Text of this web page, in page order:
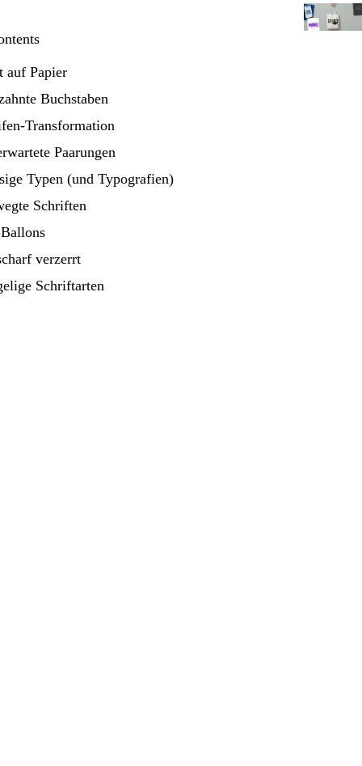
auf Papier
Buchstaben
Transformation
Paarungen
Typen (und Typografien)
Schriften
verzerrt
Schriftarten